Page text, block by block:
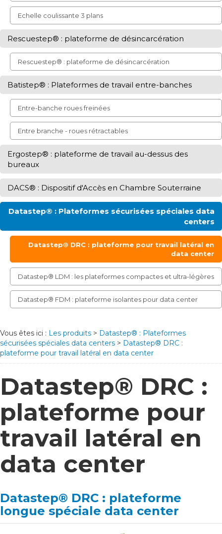
Echelle coulissante 3 plans
Rescuestep® : plateforme de désincarcération
Rescuestep® : plateforme de désincarcération
Batistep® : Plateformes de travail entre-banches
Entre-banche roues freinées
Entre branche - roues rétractables
Ergostep® : plateforme de travail au-dessus des
bureaux
DACS® : Dispositif d'Accès en Chambre Souterraine
Datastep® : Plateformes sécurisées spéciales data
centers
Datastep® DRC : plateforme pour travail latéral en
data center
Datastep® LDM : les plateformes compactes et ultra-légères
Datastep® FDM : plateforme isolantes pour data center
Vous êtes ici : Les produits > Datastep® : Plateformes
sécurisées spéciales data centers > Datastep® DRC :
plateforme pour travail latéral en data center
Datastep® DRC :
plateforme pour
travail latéral en
data center
Datastep® DRC : plateforme
longue spéciale data center